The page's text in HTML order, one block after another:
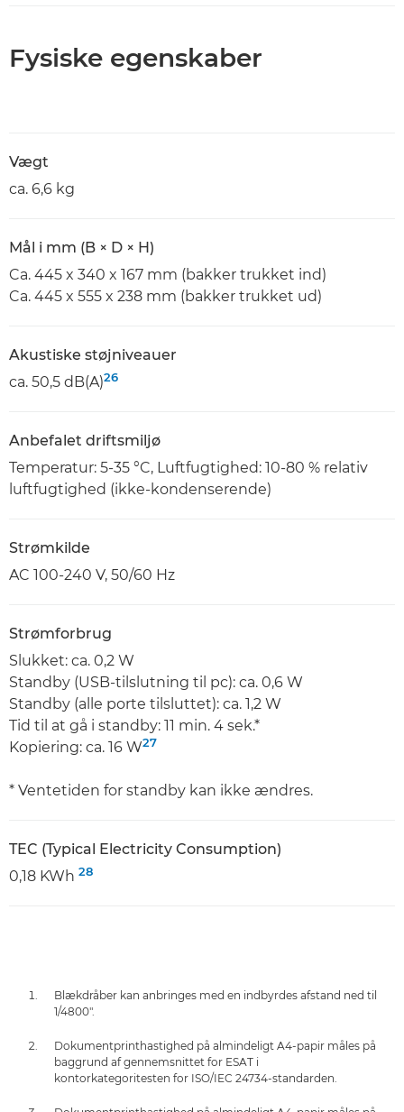
Fysiske egenskaber
Vægt
ca. 6,6 kg
Mål i mm (B × D × H)
Ca. 445 x 340 x 167 mm (bakker trukket ind)
Ca. 445 x 555 x 238 mm (bakker trukket ud)
Akustiske støjniveauer
ca. 50,5 dB(A)26
Anbefalet driftsmiljø
Temperatur: 5-35 °C, Luftfugtighed: 10-80 % relativ
luftfugtighed (ikke-kondenserende)
Strømkilde
AC 100-240 V, 50/60 Hz
Strømforbrug
Slukket: ca. 0,2 W
Standby (USB-tilslutning til pc): ca. 0,6 W
Standby (alle porte tilsluttet): ca. 1,2 W
Tid til at gå i standby: 11 min. 4 sek.*
Kopiering: ca. 16 W27
* Ventetiden for standby kan ikke ændres.
TEC (Typical Electricity Consumption)
0,18 KWh 28
Blækdråber kan anbringes med en indbyrdes afstand ned til
1/4800".
Dokumentprinthastighed på almindeligt A4-papir måles på
baggrund af gennemsnittet for ESAT i
kontorkategoritesten for ISO/IEC 24734-standarden.